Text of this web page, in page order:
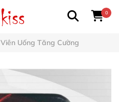
0
Viên Uống Tăng Cường